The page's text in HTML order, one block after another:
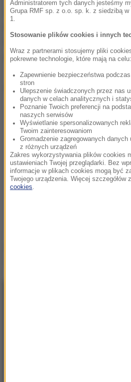
Z oficjalnych danych
regionie jest 24 pracowników
Dalsza część artykułu pod
Administratorem tych danych jesteśmy
Grupa RMF sp. z o.o. sp. k. z siedzibą
1.
Stosowanie plików cookies i innych
Wraz z partnerami stosujemy pliki
pokrewne technologie, które mają na celu:
Zapewnienie bezpieczeństwa
stron
Ulepszenie świadczonych przez nas
danych w celach analitycznych i
Poznanie Twoich preferencji na
naszych serwisów
Wyświetlanie spersonalizowanych
Twoim zainteresowaniom
Gromadzenie zagregowanych
z różnych urządzeń
Zakres wykorzystywania plików cookies
ustawieniach Twojej przeglądarki. Bez
informacje w plikach cookies mogą być
Twojego urządzenia. Więcej szczegółów
cookies.